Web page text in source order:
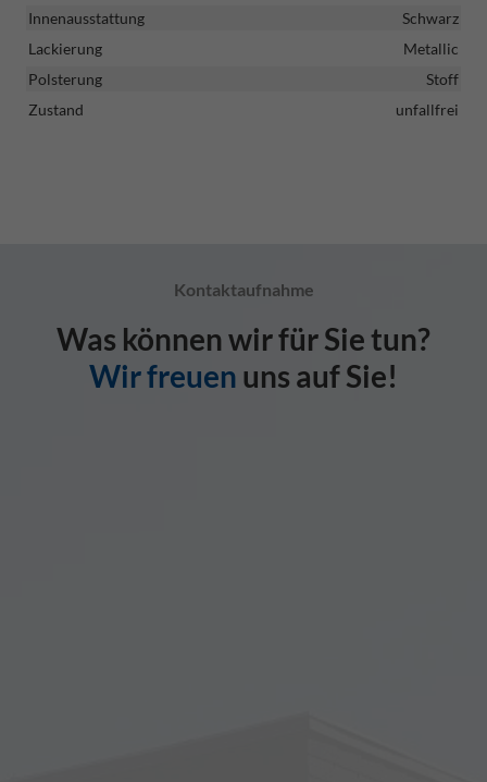
Innenausstattung
Schwarz
Lackierung
Metallic
Polsterung
Stoff
Zustand
unfallfrei
Kontaktaufnahme
Was können wir für Sie tun?
Wir freuen uns auf Sie!